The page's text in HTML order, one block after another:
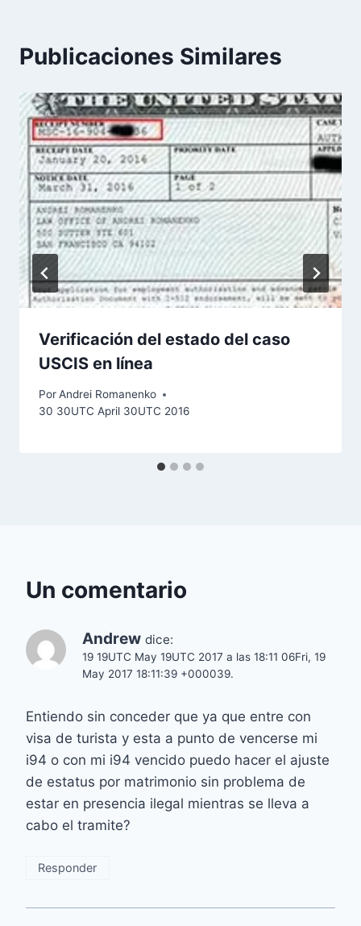
Publicaciones Similares
Verificación del estado del caso
USCIS en línea
PorAndrei Romanenko
30 30UTC April 30UTC 2016
Un comentario
Andrew dice:
19 19UTC May 19UTC 2017 a las 18:11 06Fri, 19
May 2017 18:11:39 +000039.
Entiendo sin conceder que ya que entre con
visa de turista y esta a punto de vencerse mi
i94 o con mi i94 vencido puedo hacer el ajuste
de estatus por matrimonio sin problema de
estar en presencia ilegal mientras se lleva a
cabo el tramite?
Responder